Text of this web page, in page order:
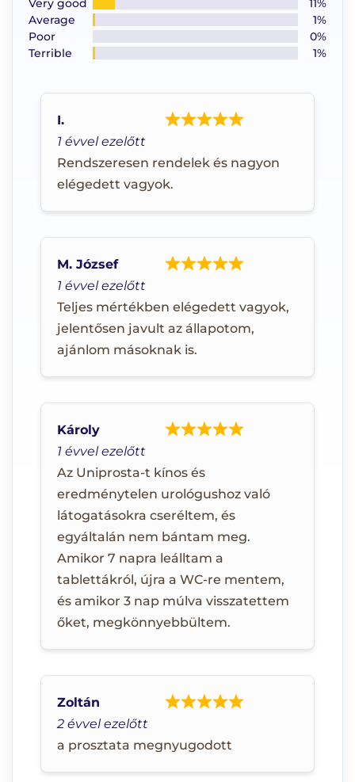
Very good
11%
Average
1%
Poor
0%
Terrible
1%
1 évvel ezelőtt
Rendszeresen rendelek és nagyon
elégedett vagyok.
I.
1 évvel ezelőtt
Teljes mértékben elégedett vagyok,
jelentősen javult az állapotom,
ajánlom másoknak is.
M. József
1 évvel ezelőtt
Az Uniprosta-t kínos és
eredménytelen urológushoz való
látogatásokra cseréltem, és
egyáltalán nem bántam meg.
Amikor 7 napra leálltam a
tablettákról, újra a WC-re mentem,
és amikor 3 nap múlva visszatettem
őket, megkönnyebbültem.
Károly
2 évvel ezelőtt
a prosztata megnyugodott
Zoltán